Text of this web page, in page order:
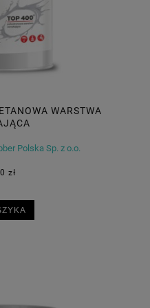
WARSTWA
Polska Sp. z o.o.
zł